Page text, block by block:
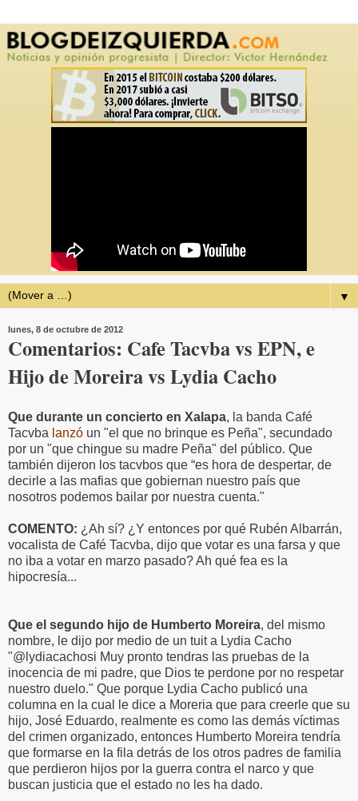
▼
lunes, 8 de octubre de 2012
Comentarios: Cafe Tacvba vs EPN, e
Hijo de Moreira vs Lydia Cacho
Que durante un concierto en Xalapa, la banda Café
Tacvba lanzó un "el que no brinque es Peña", secundado
por un "que chingue su madre Peña" del público. Que
también dijeron los tacvbos que “es hora de despertar, de
decirle a las mafias que gobiernan nuestro país que
nosotros podemos bailar por nuestra cuenta."
COMENTO: ¿Ah sí? ¿Y entonces por qué Rubén Albarrán,
vocalista de Café Tacvba, dijo que votar es una farsa y que
no iba a votar en marzo pasado? Ah qué fea es la
hipocresía...
Que el segundo hijo de Humberto Moreira, del mismo
nombre, le dijo por medio de un tuit a Lydia Cacho
"@lydiacachosi Muy pronto tendras las pruebas de la
inocencia de mi padre, que Dios te perdone por no respetar
nuestro duelo." Que porque Lydia Cacho publicó una
columna en la cual le dice a Moreria que para creerle que su
hijo, José Eduardo, realmente es como las demás víctimas
del crimen organizado, entonces Humberto Moreira tendría
que formarse en la fila detrás de los otros padres de familia
que perdieron hijos por la guerra contra el narco y que
buscan justicia que el estado no les ha dado.